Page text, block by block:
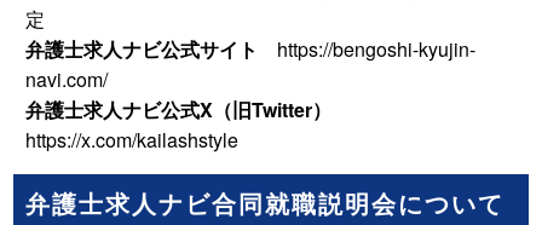
定
弁護士求人ナビ公式サイト
https://bengoshi-kyujin-
navi.com/
弁護士求人ナビ公式X（旧Twitter）
https://x.com/kailashstyle
弁護士求人ナビ合同就職説明会について